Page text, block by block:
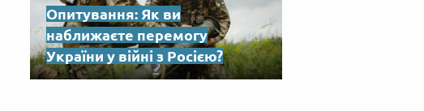
Опитування: Як ви
наближаєте перемогу
України у війні з Росією?